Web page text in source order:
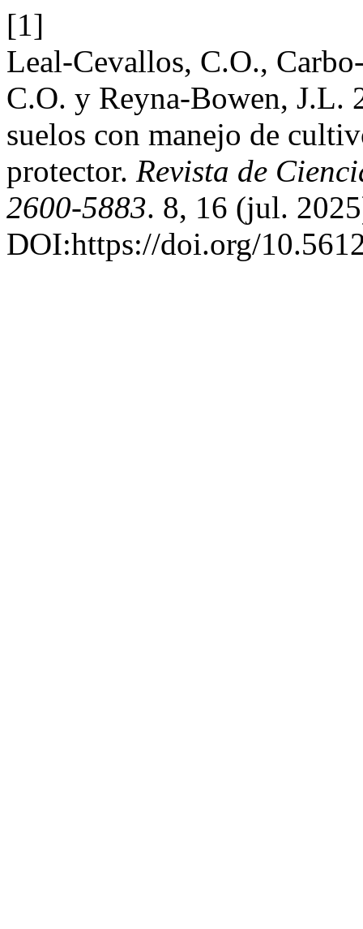
[1]
Leal-Cevallos, C.O.,
C.O. y Reyna-Bowen, J.L.
suelos con manejo de
protector. Revista de
2600-5883. 8, 16 (jul.
DOI:https://doi.org/